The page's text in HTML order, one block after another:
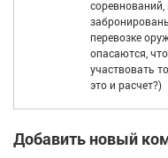
соревнований,
перевозке
опасаются,
участвовать
это и расчет?)
Добавить новый